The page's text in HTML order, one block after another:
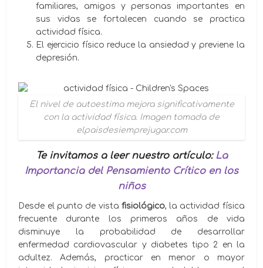
familiares, amigos y personas importantes en
sus vidas se fortalecen cuando se practica
actividad física.
El ejercicio físico reduce la ansiedad y previene la
depresión.
El nivel de autoestima mejora significativamente
con la actividad física. Imagen tomada de
elpaisdesiemprejugar.com
Te invitamos a leer nuestro artículo: La
Importancia del Pensamiento Crítico en los
niños
Desde el punto de vista fisiológico, la actividad física
frecuente durante los primeros años de vida
disminuye la probabilidad de desarrollar
enfermedad cardiovascular y diabetes tipo 2 en la
adultez. Además, practicar en menor o mayor